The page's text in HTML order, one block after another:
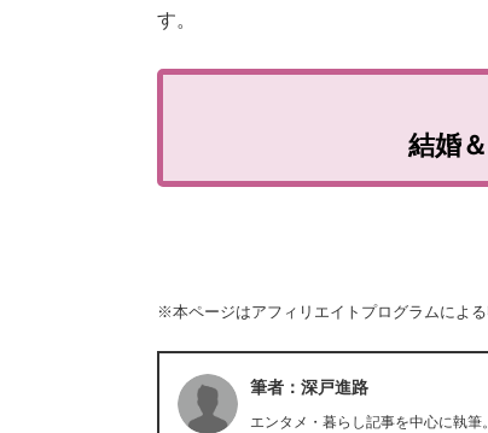
す。
結婚
※本ページはアフィリエイトプログラムによ
筆者：深戸進路
エンタメ・暮らし記事を中心に執筆